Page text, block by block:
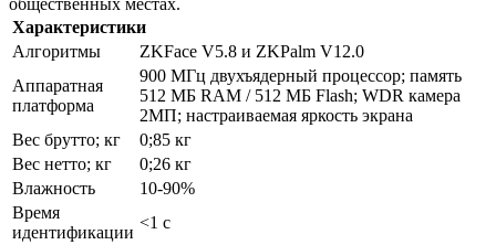
Характеристики
Алгоритмы
ZKFace V5.8 и ZKPalm V12.0
Аппаратная
платформа
900 МГц двухъядерный процессор; память
512 МБ RAM / 512 МБ Flash; WDR камера
2МП; настраиваемая яркость экрана
Вес брутто; кг
0;85 кг
Вес нетто; кг
0;26 кг
Влажность
10-90%
Время
идентификации
<1 с